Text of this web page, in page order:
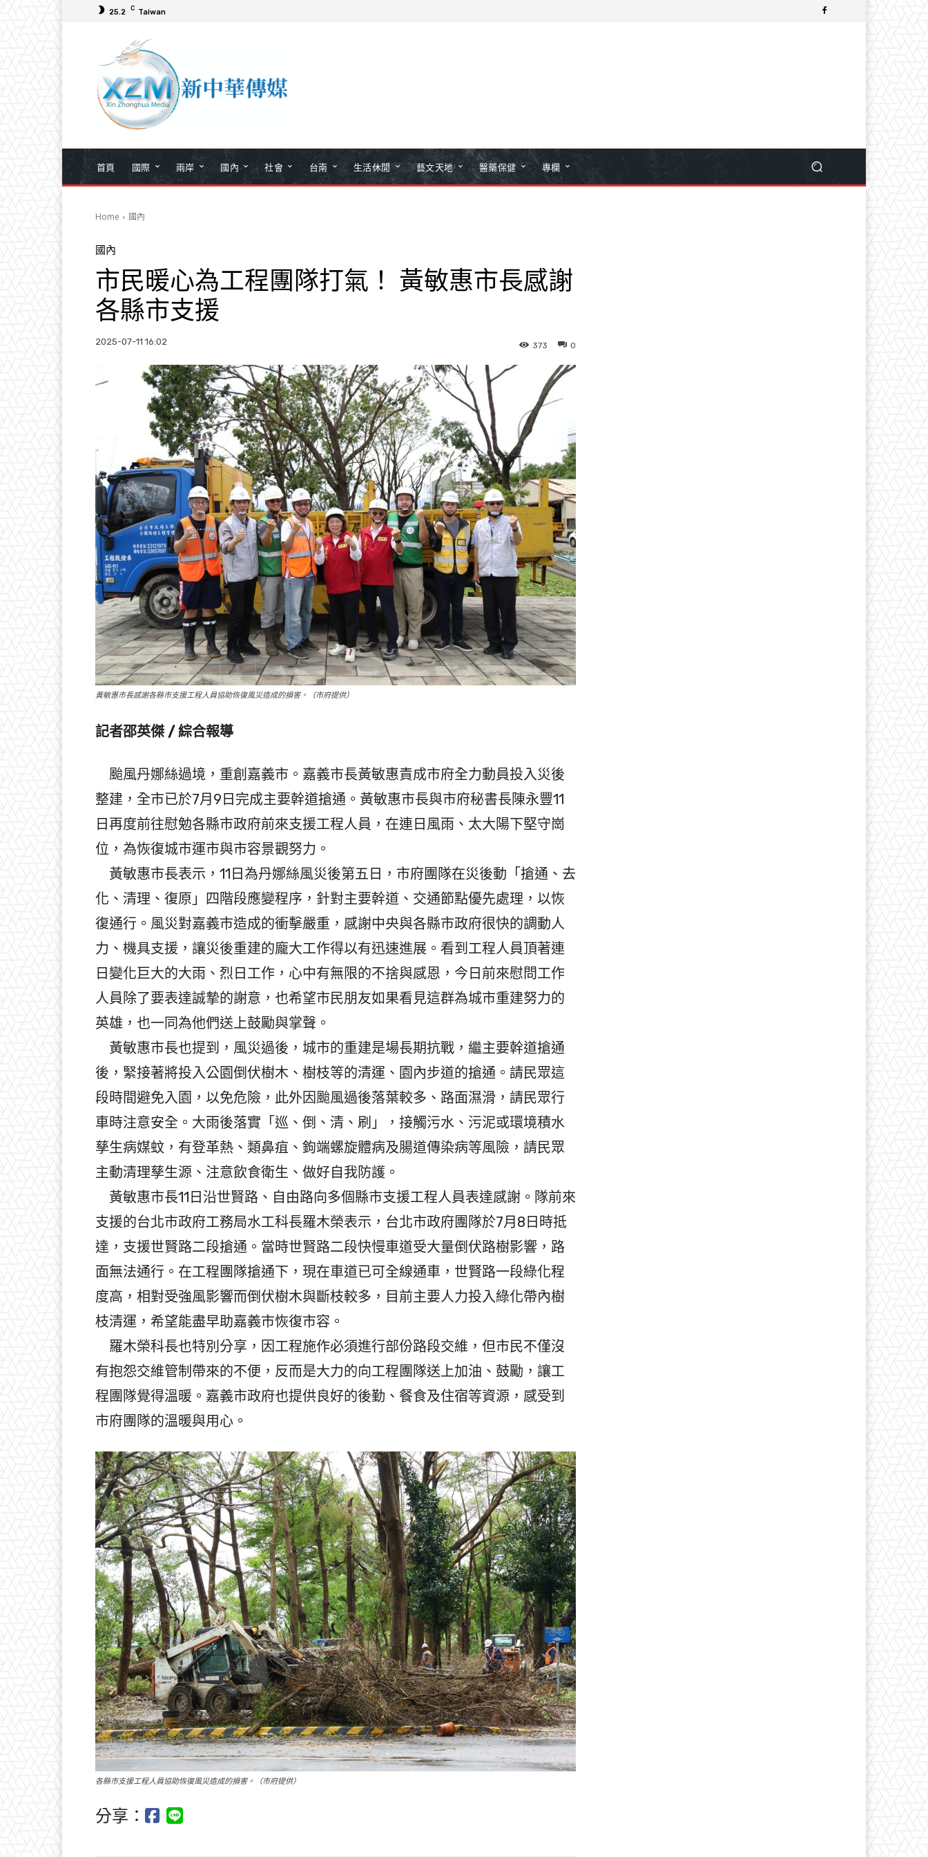
25.2 C Taiwan
首頁 國際 兩岸 國內 社會 台南 生活休閒 藝文天地 醫藥保健 專欄
Home 國內
國內
市民暖心為工程團隊打氣！ 黃敏惠市長感謝
各縣市支援
2025-07-11 16:02 0
373
黃敏惠市長感謝各縣市支援工程人員協助恢復風災造成的損害。（市府提供）
記者邵英傑 / 綜合報導
颱風丹娜絲過境，重創嘉義市。嘉義市長黃敏惠責成市府全力動員投入災後
整建，全市已於7月9日完成主要幹道搶通。黃敏惠市長與市府秘書長陳永豐11
日再度前往慰勉各縣市政府前來支援工程人員，在連日風雨、太大陽下堅守崗
位，為恢復城市運市與市容景觀努力。
黃敏惠市長表示，11日為丹娜絲風災後第五日，市府團隊在災後動「搶通、去
化、清理、復原」四階段應變程序，針對主要幹道、交通節點優先處理，以恢
復通行。風災對嘉義市造成的衝擊嚴重，感謝中央與各縣市政府很快的調動人
力、機具支援，讓災後重建的龐大工作得以有迅速進展。看到工程人員頂著連
日變化巨大的大雨、烈日工作，心中有無限的不捨與感恩，今日前來慰問工作
人員除了要表達誠摯的謝意，也希望市民朋友如果看見這群為城市重建努力的
英雄，也一同為他們送上鼓勵與掌聲。
黃敏惠市長也提到，風災過後，城市的重建是場長期抗戰，繼主要幹道搶通
後，緊接著將投入公園倒伏樹木、樹枝等的清運、園內步道的搶通。請民眾這
段時間避免入園，以免危險，此外因颱風過後落葉較多、路面濕滑，請民眾行
車時注意安全。大雨後落實「巡、倒、清、刷」，接觸污水、污泥或環境積水
孳生病媒蚊，有登革熱、類鼻疽、鉤端螺旋體病及腸道傳染病等風險，請民眾
主動清理孳生源、注意飲食衛生、做好自我防護。
黃敏惠市長11日沿世賢路、自由路向多個縣市支援工程人員表達感謝。隊前來
支援的台北市政府工務局水工科長羅木榮表示，台北市政府團隊於7月8日時抵
達，支援世賢路二段搶通。當時世賢路二段快慢車道受大量倒伏路樹影響，路
面無法通行。在工程團隊搶通下，現在車道已可全線通車，世賢路一段綠化程
度高，相對受強風影響而倒伏樹木與斷枝較多，目前主要人力投入綠化帶內樹
枝清運，希望能盡早助嘉義市恢復市容。
羅木榮科長也特別分享，因工程施作必須進行部份路段交維，但市民不僅沒
有抱怨交維管制帶來的不便，反而是大力的向工程團隊送上加油、鼓勵，讓工
程團隊覺得溫暖。嘉義市政府也提供良好的後勤、餐食及住宿等資源，感受到
市府團隊的溫暖與用心。
各縣市支援工程人員協助恢復風災造成的損害。（市府提供）
分享：